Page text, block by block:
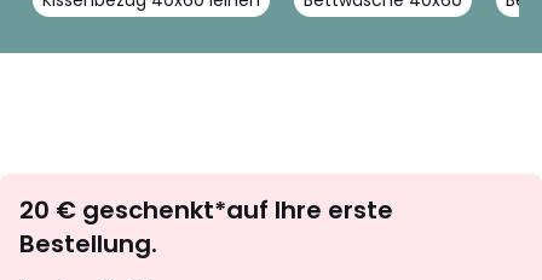
abonnieren
20 € geschenkt*auf Ihre erste
Bestellung.